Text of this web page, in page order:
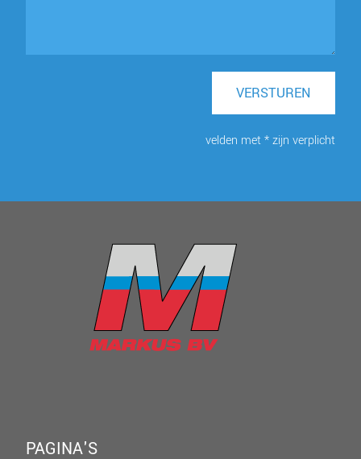
VERSTUREN
velden met * zijn verplicht
PAGINA'S